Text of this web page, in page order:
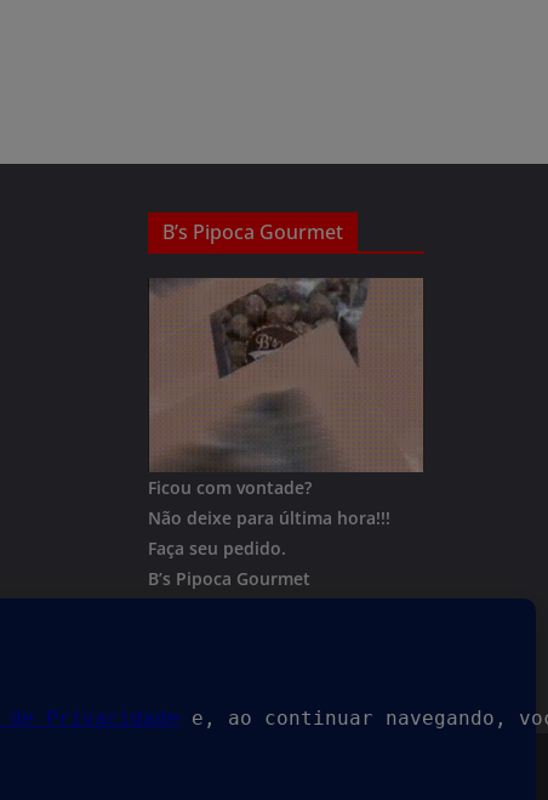
B’s Pipoca Gourmet
Ficou com vontade?
Não deixe para última hora!!!
Faça seu pedido.
B’s Pipoca Gourmet